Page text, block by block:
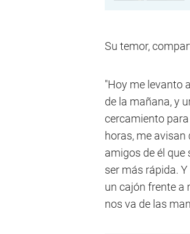
Su temor,
"Hoy me levanto
de la mañana, y
cercamiento
horas, me
amigos de él que
ser más rápida.
un cajón frente a
nos va de las